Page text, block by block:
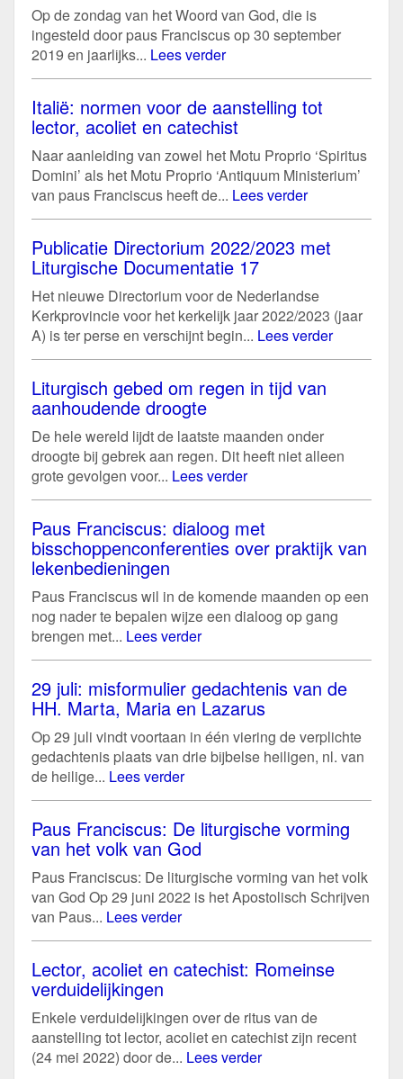
Op de zondag van het Woord van God, die is
ingesteld door paus Franciscus op 30 september
2019 en jaarlijks... Lees verder
Italië: normen voor de aanstelling tot
lector, acoliet en catechist
Naar aanleiding van zowel het Motu Proprio ‘Spiritus
Domini’ als het Motu Proprio ‘Antiquum Ministerium’
van paus Franciscus heeft de... Lees verder
Publicatie Directorium 2022/2023 met
Liturgische Documentatie 17
Het nieuwe Directorium voor de Nederlandse
Kerkprovincie voor het kerkelijk jaar 2022/2023 (jaar
A) is ter perse en verschijnt begin... Lees verder
Liturgisch gebed om regen in tijd van
aanhoudende droogte
De hele wereld lijdt de laatste maanden onder
droogte bij gebrek aan regen. Dit heeft niet alleen
grote gevolgen voor... Lees verder
Paus Franciscus: dialoog met
bisschoppenconferenties over praktijk van
lekenbedieningen
Paus Franciscus wil in de komende maanden op een
nog nader te bepalen wijze een dialoog op gang
brengen met... Lees verder
29 juli: misformulier gedachtenis van de
HH. Marta, Maria en Lazarus
Op 29 juli vindt voortaan in één viering de verplichte
gedachtenis plaats van drie bijbelse heiligen, nl. van
de heilige... Lees verder
Paus Franciscus: De liturgische vorming
van het volk van God
Paus Franciscus: De liturgische vorming van het volk
van God Op 29 juni 2022 is het Apostolisch Schrijven
van Paus... Lees verder
Lector, acoliet en catechist: Romeinse
verduidelijkingen
Enkele verduidelijkingen over de ritus van de
aanstelling tot lector, acoliet en catechist zijn recent
(24 mei 2022) door de... Lees verder